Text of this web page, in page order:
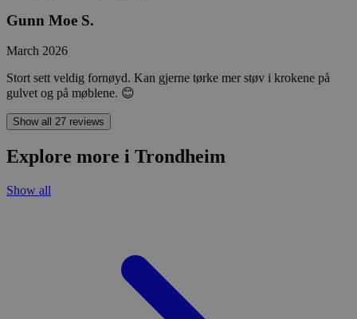
Gunn Moe S.
March 2026
Stort sett veldig fornøyd. Kan gjerne tørke mer støv i krokene på
gulvet og på møblene. 😊
Show all 27 reviews
Explore more i Trondheim
Show all